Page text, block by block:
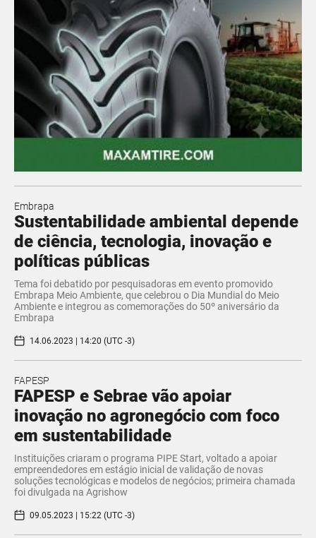
Embrapa
Sustentabilidade ambiental depende
de ciência, tecnologia, inovação e
políticas públicas
Tema foi debatido por pesquisadoras em evento promovido
Embrapa Meio Ambiente, que celebrou o Dia Mundial do Meio
Ambiente e integrou as comemorações do 50º aniversário da
Embrapa
14.06.2023 | 14:20 (UTC -3)
FAPESP
FAPESP e Sebrae vão apoiar
inovação no agronegócio com foco
em sustentabilidade
Instituições criaram o programa PIPE Start, voltado a apoiar
empreendedores em estágio inicial de validação de novas
soluções tecnológicas e modelos de negócios; primeira chamada
foi divulgada na Agrishow
09.05.2023 | 15:22 (UTC -3)